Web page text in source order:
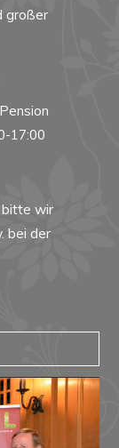
großer
17:00
bitte wir
bei der